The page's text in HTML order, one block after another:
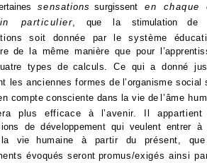
sensations surgissent en chaque
particulier , que la stimulation
de
soit donnée par le système
de la même manière que pour
types de calculs. Ce qui a donné
les anciennes formes de l’organisme social
compte consciente dans la vie de l’âme
plus efficace à l’avenir. Il appartient
de développement qui veulent entrer à
vie
humaine à partir du présent,
évoqués seront promus/exigés ainsi